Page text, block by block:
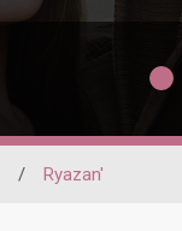
/ Ryazan'